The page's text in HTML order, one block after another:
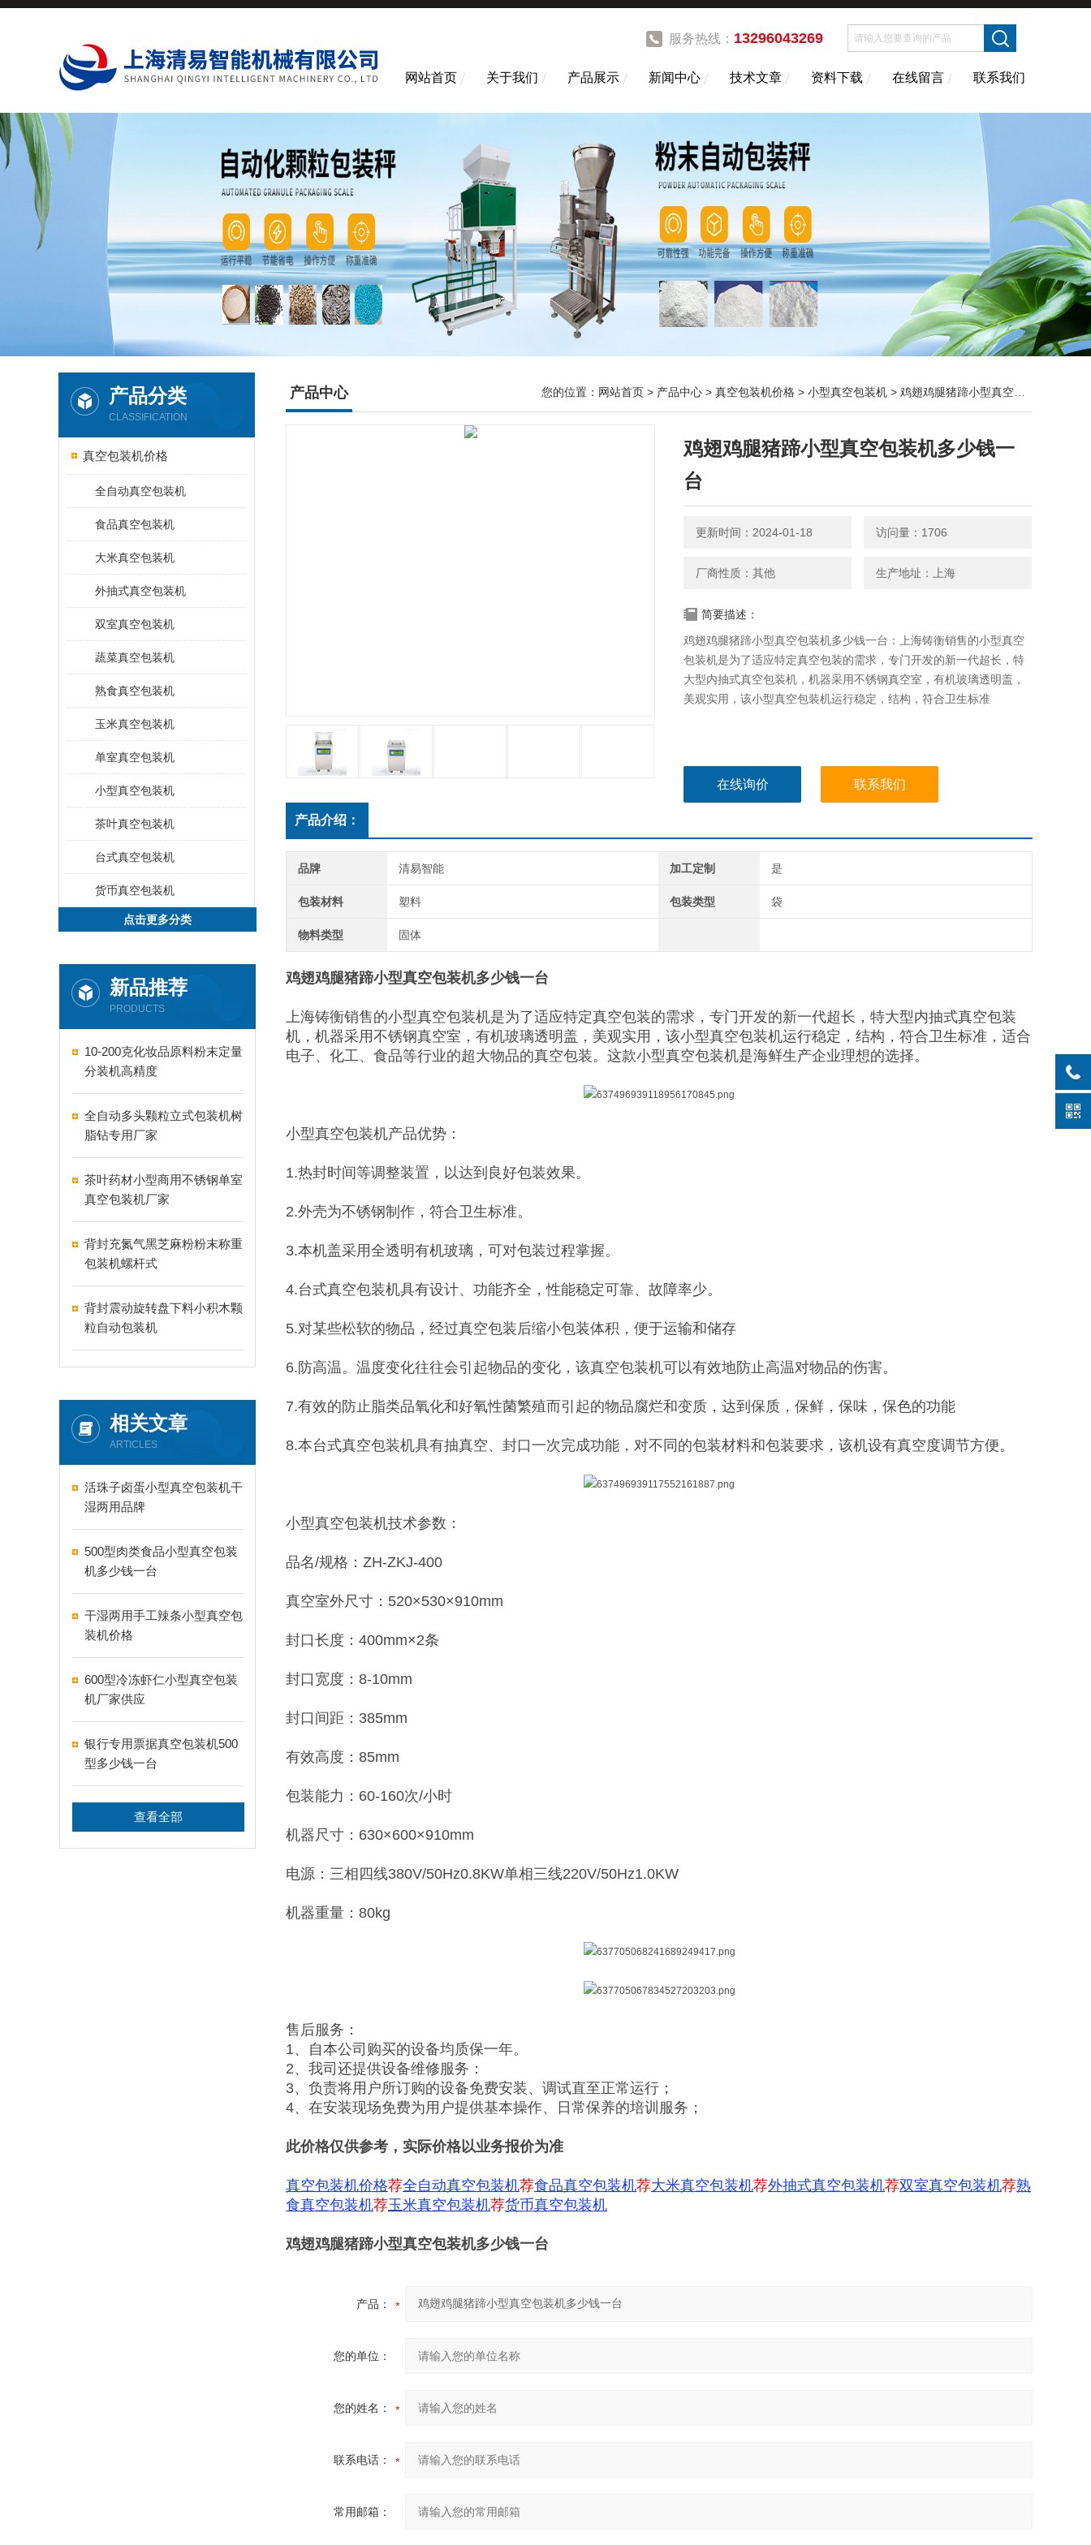
服务热线： 13296043269
网站首页 关于我们 产品展示 新闻中心 技术文章 资料下载 在线留言 联系我们
产品分类
CLASSIFICATION
真空包装机价格
全自动真空包装机
食品真空包装机
大米真空包装机
外抽式真空包装机
双室真空包装机
蔬菜真空包装机
熟食真空包装机
玉米真空包装机
单室真空包装机
小型真空包装机
茶叶真空包装机
台式真空包装机
货币真空包装机
点击更多分类
新品推荐
PRODUCTS
10-200克化妆品原料粉末定量
分装机高精度
全自动多头颗粒立式包装机树
脂钻专用厂家
茶叶药材小型商用不锈钢单室
真空包装机厂家
背封充氮气黑芝麻粉粉末称重
包装机螺杆式
背封震动旋转盘下料小积木颗
粒自动包装机
相关文章
ARTICLES
活珠子卤蛋小型真空包装机干
湿两用品牌
500型肉类食品小型真空包装
机多少钱一台
干湿两用手工辣条小型真空包
装机价格
600型冷冻虾仁小型真空包装
机厂家供应
银行专用票据真空包装机500
型多少钱一台
查看全部
产品中心 您的位置： 网站首页 > 产品中心 > 真空包装机价格 > 小型真空包装机 > 鸡翅鸡腿猪蹄小型真空包装机多少钱一台
鸡翅鸡腿猪蹄小型真空包装机多少钱一
台
更新时间：2024-01-18 访问量：1706
厂商性质：其他 生产地址：上海
简要描述：
鸡翅鸡腿猪蹄小型真空包装机多少钱一台：上海铸衡销售的小型真空
包装机​是为了适应特定真空包装的需求，专门开发的新一代超长，特
大型内抽式真空包装机，机器采用不锈钢真空室，有机玻璃透明盖，
美观实用，该小型真空包装机运行稳定，结构，符合卫生标准
在线询价 联系我们
产品介绍：
品牌 清易智能 加工定制 是
包装材料 塑料 包装类型 袋
物料类型 固体
鸡翅鸡腿猪蹄小型真空包装机多少钱一台
上海铸衡销售的小型真空包装机是为了适应特定真空包装的需求，专门开发的新一代超长，特大型内抽式真空包装
机，机器采用不锈钢真空室，有机玻璃透明盖，美观实用，该小型真空包装机运行稳定，结构，符合卫生标准，适合
电子、化工、食品等行业的超大物品的真空包装。这款小型真空包装机是海鲜生产企业理想的选择。
小型真空包装机产品优势：
1.热封时间等调整装置，以达到良好包装效果。
2.外壳为不锈钢制作，符合卫生标准。
3.本机盖采用全透明有机玻璃，可对包装过程掌握。
4.台式真空包装机具有设计、功能齐全，性能稳定可靠、故障率少。
5.对某些松软的物品，经过真空包装后缩小包装体积，便于运输和储存
6.防高温。温度变化往往会引起物品的变化，该真空包装机可以有效地防止高温对物品的伤害。
7.有效的防止脂类品氧化和好氧性菌繁殖而引起的物品腐烂和变质，达到保质，保鲜，保味，保色的功能
8.本台式真空包装机具有抽真空、封口一次完成功能，对不同的包装材料和包装要求，该机设有真空度调节方便。
小型真空包装机技术参数：
品名/规格：ZH-ZKJ-400
真空室外尺寸：520×530×910mm
封口长度：400mm×2条
封口宽度：8-10mm
封口间距：385mm
有效高度：85mm
包装能力：60-160次/小时
机器尺寸：630×600×910mm
电源：三相四线380V/50Hz0.8KW单相三线220V/50Hz1.0KW
机器重量：80kg
售后服务：
1、自本公司购买的设备均质保一年。
2、我司还提供设备维修服务：
3、负责将用户所订购的设备免费安装、调试直至正常运行；
4、在安装现场免费为用户提供基本操作、日常保养的培训服务；
此价格仅供参考，实际价格以业务报价为准
真空包装机价格荐全自动真空包装机荐食品真空包装机荐大米真空包装机荐外抽式真空包装机荐双室真空包装机荐熟
食真空包装机荐玉米真空包装机荐货币真空包装机
鸡翅鸡腿猪蹄小型真空包装机多少钱一台
产品：
您的单位：
您的姓名：
联系电话：
常用邮箱：